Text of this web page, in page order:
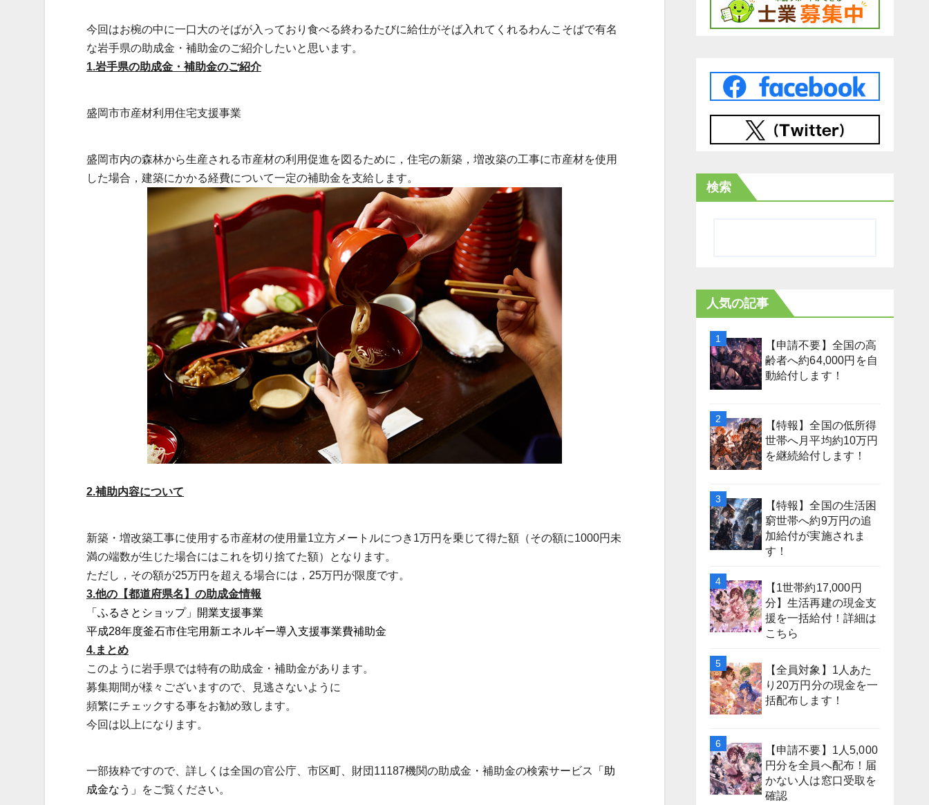
今回はお椀の中に一口大のそばが入っており食べる終わるたびに給仕がそば入れてくれるわんこそばで有名
な岩手県の助成金・補助金のご紹介したいと思います。
1.岩手県の助成金・補助金のご紹介
盛岡市市産材利用住宅支援事業
盛岡市内の森林から生産される市産材の利用促進を図るために，住宅の新築，増改築の工事に市産材を使用
した場合，建築にかかる経費について一定の補助金を支給します。
2.補助内容について
新築・増改築工事に使用する市産材の使用量1立方メートルにつき1万円を乗じて得た額（その額に1000円未
満の端数が生じた場合にはこれを切り捨てた額）となります。
ただし，その額が25万円を超える場合には，25万円が限度です。
3.他の【都道府県名】の助成金情報
「ふるさとショップ」開業支援事業
平成28年度釜石市住宅用新エネルギー導入支援事業費補助金
4.まとめ
このように岩手県では特有の助成金・補助金があります。
募集期間が様々ございますので、見逃さないように
頻繁にチェックする事をお勧め致します。
今回は以上になります。
一部抜粋ですので、詳しくは全国の官公庁、市区町、財団11187機関の助成金・補助金の検索サービス
「助
成金なう」
をご覧ください。
検索
人気の記事
【申請不要】全国の高
齢者へ約64,000円を自
動給付します！
【特報】全国の低所得
世帯へ月平均約10万円
を継続給付します！
【特報】全国の生活困
窮世帯へ約9万円の追
加給付が実施されま
す！
【1世帯約17,000円
分】生活再建の現金支
援を一括給付！詳細は
こちら
【全員対象】1人あた
り20万円分の現金を一
括配布します！
【申請不要】1人5,000
円分を全員へ配布！届
かない人は窓口受取を
確認